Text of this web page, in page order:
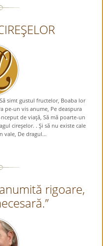
simt gustul fructelor, Boaba lor
pe-un vis anume, Pe deaspura
de viaţă, Să mă poarte-un
cireşelor. . Şi să nu existe cale
vale, De dragul...
rigoare,